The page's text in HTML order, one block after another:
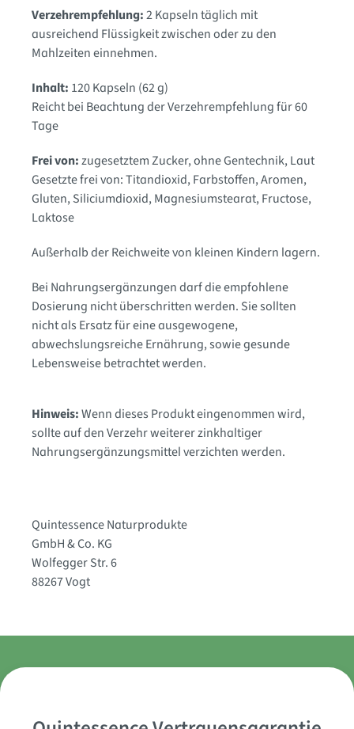
Verzehrempfehlung:2 Kapseln täglich mit
ausreichend Flüssigkeit zwischen oder zu den
Mahlzeiten einnehmen.
Inhalt: 120 Kapseln (62 g)
Reicht bei Beachtung der Verzehrempfehlung für 60
Tage
Frei von:zugesetztem Zucker, ohne Gentechnik, Laut
Gesetzte frei von: Titandioxid, Farbstoffen, Aromen,
Gluten, Siliciumdioxid, Magnesiumstearat, Fructose,
Laktose
Außerhalb der Reichweite von kleinen Kindern lagern.
Bei Nahrungsergänzungen darf die empfohlene
Dosierung nicht überschritten werden. Sie sollten
nicht als Ersatz für eine ausgewogene,
abwechslungsreiche Ernährung, sowie gesunde
Lebensweise betrachtet werden.
Hinweis:Wenn dieses Produkt eingenommen wird,
sollte auf den Verzehr weiterer zinkhaltiger
Nahrungsergänzungsmittel verzichten werden.
Quintessence Naturprodukte
GmbH & Co. KG
Wolfegger Str. 6
88267 Vogt